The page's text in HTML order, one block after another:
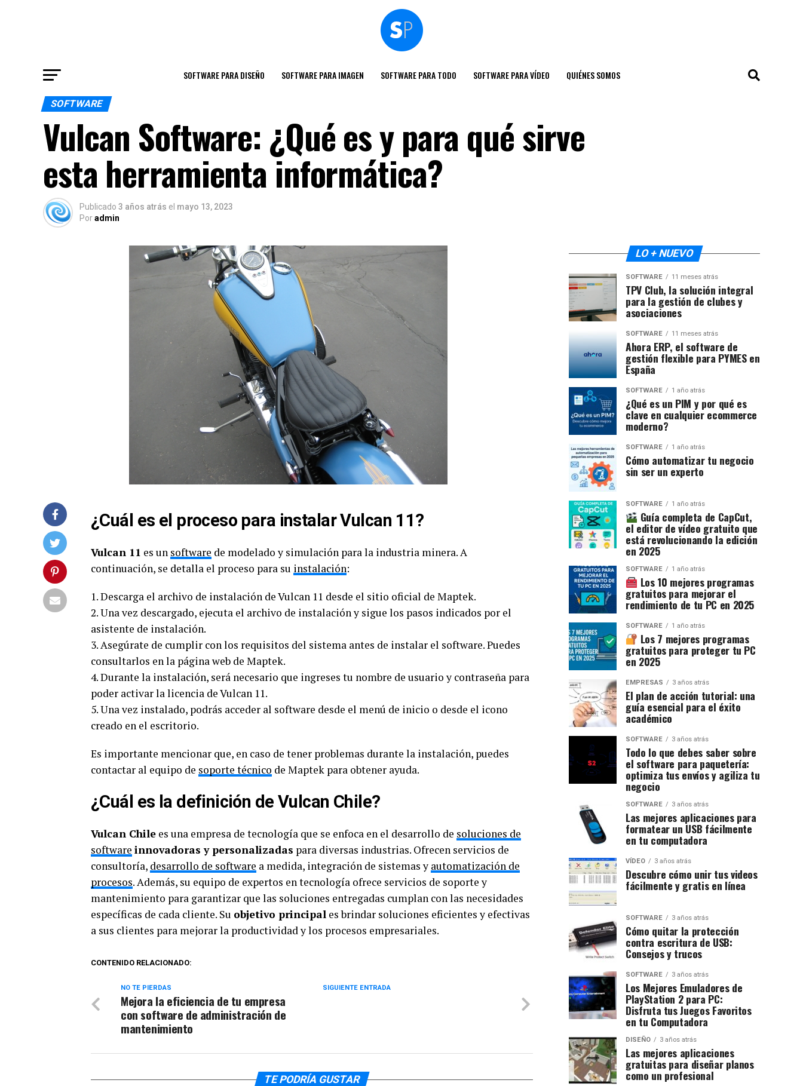
SOFTWARE PARA DISEÑO SOFTWARE PARA IMAGEN SOFTWARE PARA TODO SOFTWARE PARA VÍDEO QUIÉNES SOMOS
SOFTWARE
Vulcan Software: ¿Qué es y para qué sirve
esta herramienta informática?
Publicado 3 años atrás el mayo 13, 2023
Poradmin
¿Cuál es el proceso para instalar Vulcan 11?
Vulcan 11 es un software de modelado y simulación para la industria minera. A
continuación, se detalla el proceso para su instalación:
1. Descarga el archivo de instalación de Vulcan 11 desde el sitio oficial de Maptek.
2. Una vez descargado, ejecuta el archivo de instalación y sigue los pasos indicados por el
asistente de instalación.
3. Asegúrate de cumplir con los requisitos del sistema antes de instalar el software. Puedes
consultarlos en la página web de Maptek.
4. Durante la instalación, será necesario que ingreses tu nombre de usuario y contraseña para
poder activar la licencia de Vulcan 11.
5. Una vez instalado, podrás acceder al software desde el menú de inicio o desde el icono
creado en el escritorio.
Es importante mencionar que, en caso de tener problemas durante la instalación, puedes
contactar al equipo de soporte técnico de Maptek para obtener ayuda.
¿Cuál es la definición de Vulcan Chile?
Vulcan Chile es una empresa de tecnología que se enfoca en el desarrollo de soluciones de
software innovadoras y personalizadas para diversas industrias. Ofrecen servicios de
consultoría, desarrollo de software a medida, integración de sistemas y automatización de
procesos. Además, su equipo de expertos en tecnología ofrece servicios de soporte y
mantenimiento para garantizar que las soluciones entregadas cumplan con las necesidades
específicas de cada cliente. Su objetivo principal es brindar soluciones eficientes y efectivas
a sus clientes para mejorar la productividad y los procesos empresariales.
CONTENIDO RELACIONADO:
SIGUIENTE ENTRADA
NO TE PIERDAS
Mejora la eficiencia de tu empresa
con software de administración de
mantenimiento
TE PODRÍA GUSTAR
LO + NUEVO
SOFTWARE 11 meses atrás
TPV Club, la solución integral
para la gestión de clubes y
asociaciones
SOFTWARE 11 meses atrás
Ahora ERP, el software de
gestión flexible para PYMES en
España
SOFTWARE 1 año atrás
¿Qué es un PIM y por qué es
clave en cualquier ecommerce
moderno?
SOFTWARE 1 año atrás
Cómo automatizar tu negocio
sin ser un experto
SOFTWARE 1 año atrás
Guía completa de CapCut,
el editor de vídeo gratuito que
está revolucionando la edición
en 2025
SOFTWARE 1 año atrás
Los 10 mejores programas
gratuitos para mejorar el
rendimiento de tu PC en 2025
SOFTWARE 1 año atrás
Los 7 mejores programas
gratuitos para proteger tu PC
en 2025
EMPRESAS 3 años atrás
El plan de acción tutorial: una
guía esencial para el éxito
académico
SOFTWARE 3 años atrás
Todo lo que debes saber sobre
el software para paquetería:
optimiza tus envíos y agiliza tu
negocio
SOFTWARE 3 años atrás
Las mejores aplicaciones para
formatear un USB fácilmente
en tu computadora
VÍDEO 3 años atrás
Descubre cómo unir tus videos
fácilmente y gratis en línea
SOFTWARE 3 años atrás
Cómo quitar la protección
contra escritura de USB:
Consejos y trucos
SOFTWARE 3 años atrás
Los Mejores Emuladores de
PlayStation 2 para PC:
Disfruta tus Juegos Favoritos
en tu Computadora
DISEÑO 3 años atrás
Las mejores aplicaciones
gratuitas para diseñar planos
como un profesional